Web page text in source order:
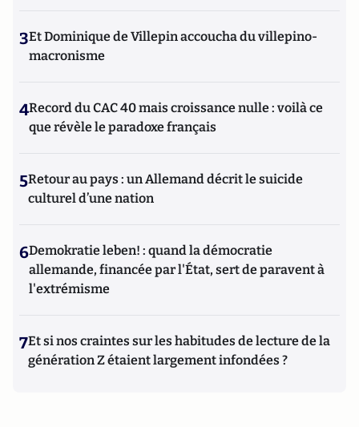
3Et Dominique de Villepin accoucha du villepino-
macronisme
4Record du CAC 40 mais croissance nulle : voilà ce
que révèle le paradoxe français
5Retour au pays : un Allemand décrit le suicide
culturel d’une nation
6Demokratie leben! : quand la démocratie
allemande, financée par l'État, sert de paravent à
l'extrémisme
7Et si nos craintes sur les habitudes de lecture de la
génération Z étaient largement infondées ?